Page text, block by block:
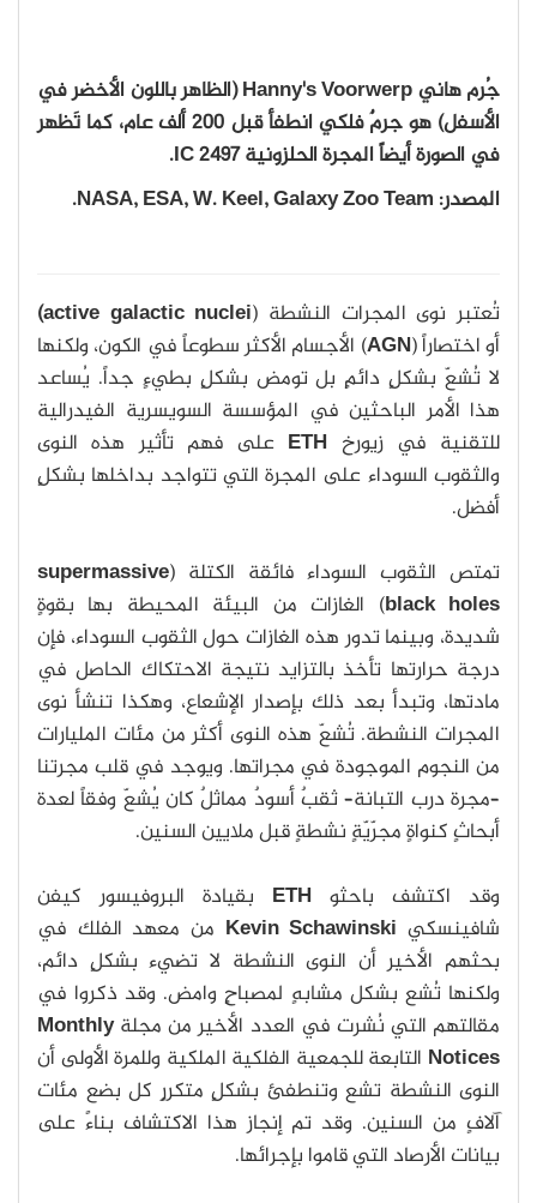
جُرم هاني Hanny's Voorwerp (الظاهر باللون الأخضر في
الأسفل) هو جرمٌ فلكي انطفأ قبل 200 ألف عام، كما تَظهر
في الصورة أيضاً المجرة الحلزونية IC 2497.
المصدر: NASA, ESA, W. Keel, Galaxy Zoo Team.
تُعتبر نوى المجرات النشطة (active galactic nuclei)
أو اختصاراً (AGN) الأجسام الأكثر سطوعاً في الكون، ولكنها
لا تُشعّ بشكلٍ دائمٍ بل تومض بشكلٍ بطيءٍ جداً. يُساعد
هذا الأمر الباحثين في المؤسسة السويسرية الفيدرالية
للتقنية في زيورخ ETH على فهم تأثير هذه النوى
والثقوب السوداء على المجرة التي تتواجد بداخلها بشكلٍ
أفضل.
تمتص الثقوب السوداء فائقة الكتلة (supermassive
black holes) الغازات من البيئة المحيطة بها بقوةٍ
شديدة، وبينما تدور هذه الغازات حول الثقوب السوداء، فإن
درجة حرارتها تأخذ بالتزايد نتيجة الاحتكاك الحاصل في
مادتها، وتبدأ بعد ذلك بإصدار الإشعاع، وهكذا تنشأ نوى
المجرات النشطة. تُشعّ هذه النوى أكثر من مئات المليارات
من النجوم الموجودة في مجراتها. ويوجد في قلب مجرتنا
–مجرة درب التبانة– ثقبٌ أسودٌ مماثلٌ كان يُشعّ وفقاً لعدة
أبحاثٍ كنواةٍ مجرّيّةٍ نشطةٍ قبل ملايين السنين.
وقد اكتشف باحثو ETH بقيادة البروفيسور كيفن
شافينسكي Kevin Schawinski من معهد الفلك في
بحثهم الأخير أن النوى النشطة لا تضيء بشكلٍ دائم،
ولكنها تُشع بشكل مشابهٍ لمصباحٍ وامض. وقد ذكروا في
مقالتهم التي نُشرت في العدد الأخير من مجلةMonthly
Notices التابعة للجمعية الفلكية الملكية وللمرة الأولى أن
النوى النشطة تشع وتنطفئ بشكلٍ متكررٍ كل بضع مئات
آلافٍ من السنين. وقد تم إنجاز هذا الاكتشاف بناءً على
بيانات الأرصاد التي قاموا بإجرائها.